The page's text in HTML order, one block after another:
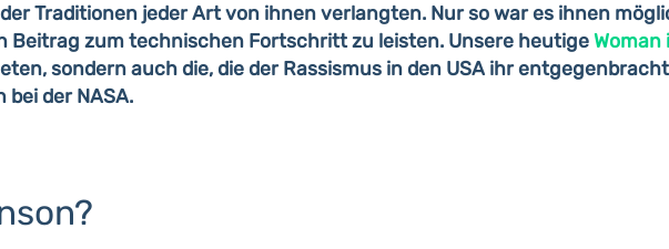
Traditionen jeder Art von ihnen verlangten. Nur so war es ihnen
Beitrag zum technischen Fortschritt zu leisten. Unsere heutige Woman
sondern auch die, die der Rassismus in den USA ihr
der NASA.